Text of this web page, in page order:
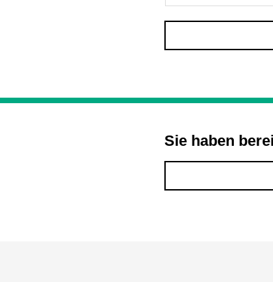
Sie haben